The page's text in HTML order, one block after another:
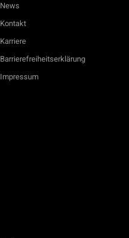
News
Kontakt
Karriere
Barrierefreiheitserklärung
Impressum